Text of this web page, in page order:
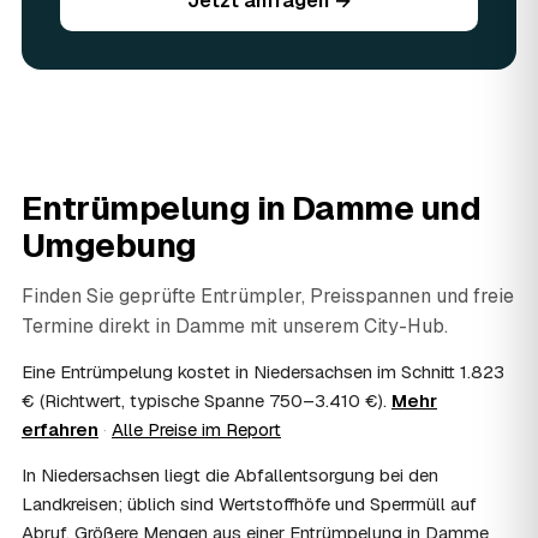
Sie vorhandene Wertsachen einfach in der Anfrage an.
AWL Zentrum vermittelt nur die Entrümpler und ersetzt
keine Steuerberatung — die konkrete Anrechnung klären
Sie mit Ihrem Finanzamt oder Steuerberater.
Kosten?
Im Einzelfall ist das möglich — etwa bei einer
Wohnungsauflösung im Rahmen von Sozialhilfe oder
einem vom Amt veranlassten Umzug. Wichtig: Den Antrag
stellen Sie vor Auftragserteilung beim zuständigen Amt
und holen die Kostenübernahme schriftlich ein. AWL
über die Kostenübernahme.
08 Bekomme ich einen Entsorgungsnachweis?
Entrümpelung in Damme und
Umgebung
Finden Sie geprüfte Entrümpler, Preisspannen und freie
Termine direkt in Damme mit unserem City-Hub.
Eine Entrümpelung kostet in Niedersachsen im Schnitt 1.823
€ (Richtwert, typische Spanne 750–3.410 €). Mehr
erfahren · Alle Preise im Report
In Niedersachsen liegt die Abfallentsorgung bei den
Landkreisen; üblich sind Wertstoffhöfe und Sperrmüll auf
Abruf. Größere Mengen aus einer Entrümpelung in Damme